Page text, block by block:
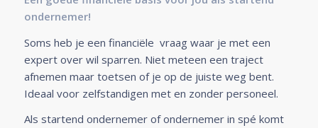
ondernemer!
Soms heb je een financiële vraag waar je met een
expert over wil sparren. Niet meteen een traject
afnemen maar toetsen of je op de juiste weg bent.
Ideaal voor zelfstandigen met en zonder personeel.
Als startend ondernemer of ondernemer in spé komt